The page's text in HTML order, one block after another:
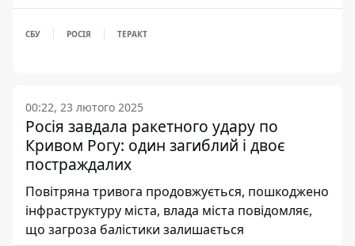
СБУ РОСІЯ ТЕРАКТ
00:22, 23 лютого 2025
Росія завдала ракетного удару по
Кривом Рогу: один загиблий і двоє
постраждалих
Повітряна тривога продовжується, пошкоджено
інфраструктуру міста, влада міста повідомляє,
що загроза балістики залишається